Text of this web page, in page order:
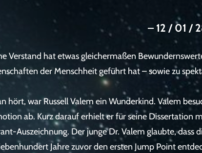
– 12 / 01 /
Verstand hat etwas gleichermaßen
der Menschheit geführt hat – sowie zu
hört, war Russell Valem ein Wunderkind. Valem
ab. Kurz darauf erhielt er für seine Dissertation
Auszeichnung. Der junge Dr. Valem glaubte, dass
Jahre zuvor den ersten Jump Point